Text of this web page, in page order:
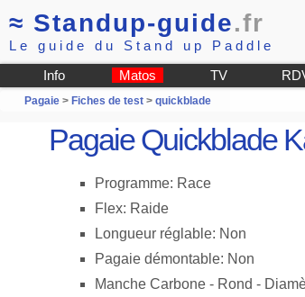
≈ Standup-guide.fr
Le guide du Stand up Paddle
Info Matos TV
Pagaie> Fiches de test> quickblade
Pagaie Quickblade
Programme: Race
Flex: Raide
Longueur réglable: Non
Pagaie démontable: Non
Manche Carbone - Rond -